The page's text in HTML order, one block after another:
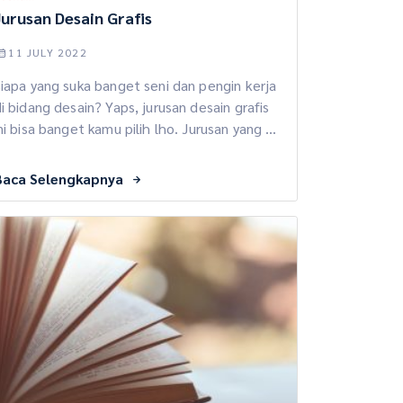
Desain Grafis
11 JULY 2022
yang suka banget seni dan pengin kerja
bidang desain? Yaps, jurusan desain grafis
bisa banget kamu pilih lho. Jurusan yang ini
dengan baik. Penasaran dengan
jurusan yang satu ini? Check this out! Apa Itu
Desain Grafis? Jurusan desain grafis
jurusan yang bakal membawa […]
Selengkapnya